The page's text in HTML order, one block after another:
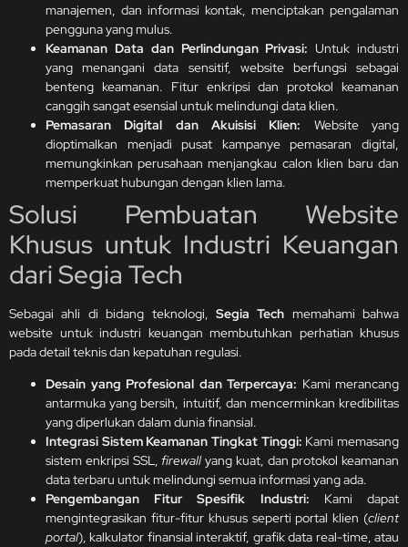
manajemen, dan informasi kontak, menciptakan pengalaman
pengguna yang mulus.
Keamanan Data dan Perlindungan Privasi: Untuk industri
yang menangani data sensitif, website berfungsi sebagai
benteng keamanan. Fitur enkripsi dan protokol keamanan
canggih sangat esensial untuk melindungi data klien.
Pemasaran Digital dan Akuisisi Klien: Website yang
dioptimalkan menjadi pusat kampanye pemasaran digital,
memungkinkan perusahaan menjangkau calon klien baru dan
memperkuat hubungan dengan klien lama.
Solusi Pembuatan Website
Khusus untuk Industri Keuangan
dari Segia Tech
Sebagai ahli di bidang teknologi, Segia Tech memahami bahwa
website untuk industri keuangan membutuhkan perhatian khusus
pada detail teknis dan kepatuhan regulasi.
Desain yang Profesional dan Terpercaya: Kami merancang
antarmuka yang bersih, intuitif, dan mencerminkan kredibilitas
yang diperlukan dalam dunia finansial.
Integrasi Sistem Keamanan Tingkat Tinggi: Kami memasang
sistem enkripsi SSL,firewallyang kuat, dan protokol keamanan
data terbaru untuk melindungi semua informasi yang ada.
Pengembangan Fitur Spesifik Industri: Kami dapat
mengintegrasikan fitur-fitur khusus seperti portal klien (client
portal), kalkulator finansial interaktif, grafik data real-time, atau